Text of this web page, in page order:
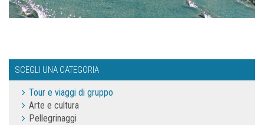
SCEGLI UNA CATEGORIA
Tour e viaggi di gruppo
Arte e cultura
Pellegrinaggi